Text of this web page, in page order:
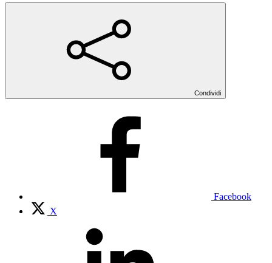
Condividi
Facebook
X